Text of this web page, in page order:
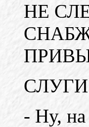
НЕ
- Ну,